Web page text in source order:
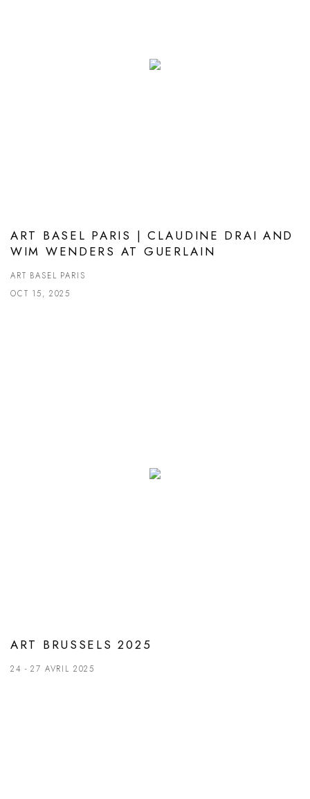
ART BASEL PARIS | CLAUDINE DRAI AND
WIM WENDERS AT GUERLAIN
ART BASEL PARIS
OCT 15, 2025
ART BRUSSELS 2025
24 - 27 AVRIL 2025